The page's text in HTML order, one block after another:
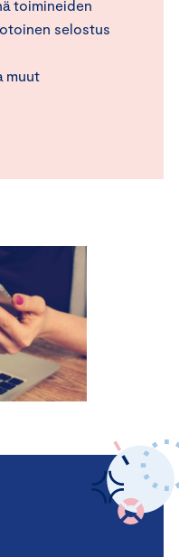
toimineiden
selostus
muut